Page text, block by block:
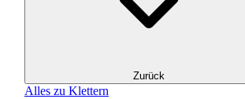
Zurück
Alles zu Klettern